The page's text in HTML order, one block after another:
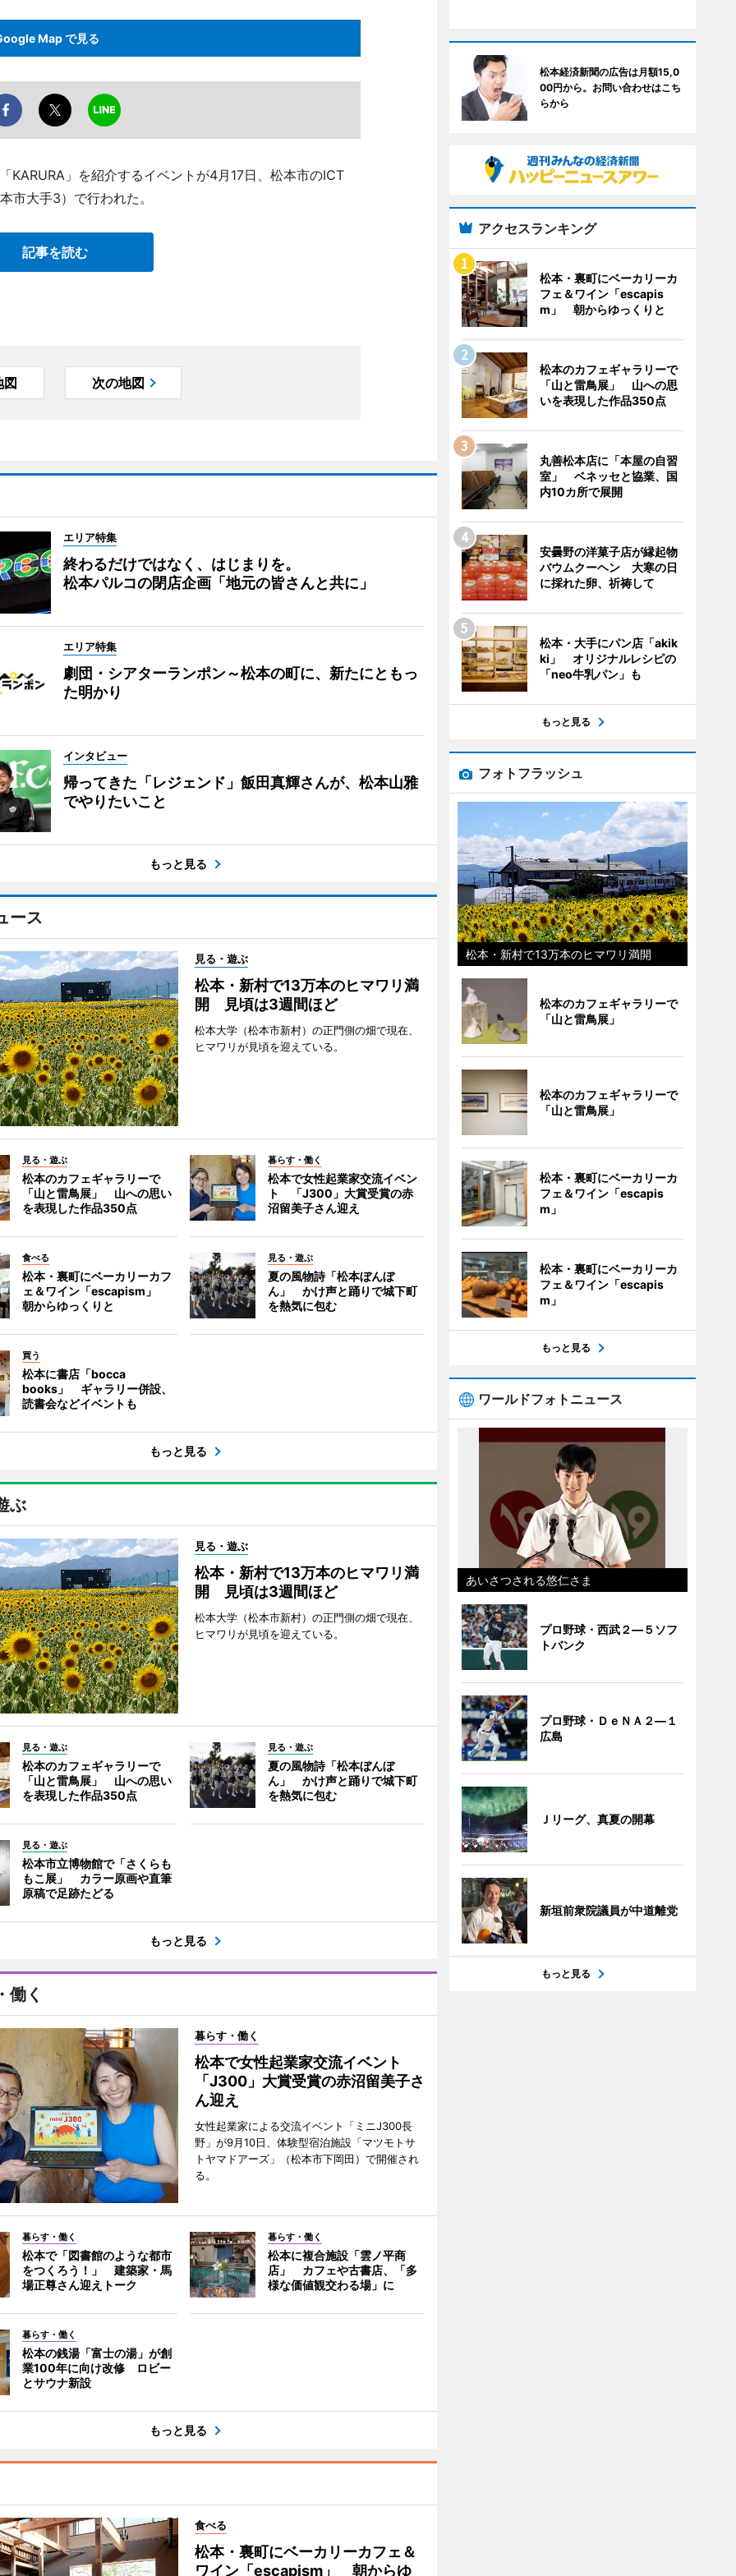
Map で見る
KARURA」を紹介するイベントが4月17日、松本市のICT
市大手3）で行われた。
記事を読む
図 次の地図
エリア特集
終わるだけではなく、はじまりを。
松本パルコの閉店企画「地元の皆さんと共に」
エリア特集
劇団・シアターランポン～松本の町に、新たにともっ
た明かり
インタビュー
帰ってきた「レジェンド」飯田真輝さんが、松本山雅
でやりたいこと
もっと見る
ース
見る・遊ぶ
松本・新村で13万本のヒマワリ満
開 見頃は3週間ほど
松本大学（松本市新村）の正門側の畑で現在、
ヒマワリが見頃を迎えている。
見る・遊ぶ
松本のカフェギャラリーで
「山と雷鳥展」 山への思い
を表現した作品350点
暮らす・働く
松本で女性起業家交流イベン
ト 「J300」大賞受賞の赤
沼留美子さん迎え
食べる
松本・裏町にベーカリーカフ
ェ＆ワイン「escapism」
朝からゆっくりと
見る・遊ぶ
夏の風物詩「松本ぼんぼ
ん」 かけ声と踊りで城下町
を熱気に包む
買う
松本に書店「bocca
books」 ギャラリー併設、
読書会などイベントも
もっと見る
ぶ
見る・遊ぶ
松本・新村で13万本のヒマワリ満
開 見頃は3週間ほど
松本大学（松本市新村）の正門側の畑で現在、
ヒマワリが見頃を迎えている。
見る・遊ぶ
松本のカフェギャラリーで
「山と雷鳥展」 山への思い
を表現した作品350点
見る・遊ぶ
夏の風物詩「松本ぼんぼ
ん」 かけ声と踊りで城下町
を熱気に包む
見る・遊ぶ
松本市立博物館で「さくらも
もこ展」 カラー原画や直筆
原稿で足跡たどる
もっと見る
働く
暮らす・働く
松本で女性起業家交流イベント
「J300」大賞受賞の赤沼留美子さ
ん迎え
女性起業家による交流イベント「ミニJ300長
野」が9月10日、体験型宿泊施設「マツモトサ
トヤマドアーズ」（松本市下岡田）で開催され
る。
暮らす・働く
松本で「図書館のような都市
をつくろう！」 建築家・馬
場正尊さん迎えトーク
暮らす・働く
松本に複合施設「雲ノ平商
店」 カフェや古書店、「多
様な価値観交わる場」に
暮らす・働く
松本の銭湯「富士の湯」が創
業100年に向け改修 ロビー
とサウナ新設
もっと見る
食べる
松本・裏町にベーカリーカフェ＆
ワイン「escapism」 朝からゆ
松本経済新聞の広告は月額15,0
00円から。お問い合わせはこち
らから
アクセスランキング
松本・裏町にベーカリーカ
フェ＆ワイン「escapis
m」 朝からゆっくりと
松本のカフェギャラリーで
「山と雷鳥展」 山への思
いを表現した作品350点
丸善松本店に「本屋の自習
室」 ベネッセと協業、国
内10カ所で展開
安曇野の洋菓子店が縁起物
バウムクーヘン 大寒の日
に採れた卵、祈祷して
松本・大手にパン店「akik
ki」 オリジナルレシピの
「neo牛乳パン」も
もっと見る
フォトフラッシュ
松本・新村で13万本のヒマワリ満開
松本のカフェギャラリーで
「山と雷鳥展」
松本のカフェギャラリーで
「山と雷鳥展」
松本・裏町にベーカリーカ
フェ＆ワイン「escapis
m」
松本・裏町にベーカリーカ
フェ＆ワイン「escapis
m」
もっと見る
ワールドフォトニュース
あいさつされる悠仁さま
プロ野球・西武２―５ソフ
トバンク
プロ野球・ＤｅＮＡ２―１
広島
Ｊリーグ、真夏の開幕
新垣前衆院議員が中道離党
もっと見る